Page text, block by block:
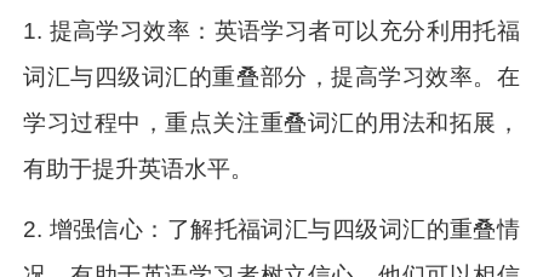
1. 提高学习效率：英语学习者可以充分利用托福
词汇与四级词汇的重叠部分，提高学习效率。在
学习过程中，重点关注重叠词汇的用法和拓展，
有助于提升英语水平。
2. 增强信心：了解托福词汇与四级词汇的重叠情